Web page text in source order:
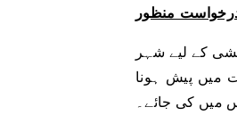
منظور
کے لیے شہر
میں پیش ہونا
میں کی جائے۔